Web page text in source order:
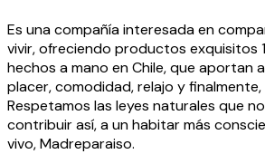
cuenta
Categorías
Zenfuton
Productos
Es una compañía interesada en
vivir, ofreciendo productos exquisitos
hechos a mano en Chile, que aportan
placer, comodidad, relajo y
Respetamos las leyes naturales que
contribuir así, a un habitar más
vivo, Madreparaiso.